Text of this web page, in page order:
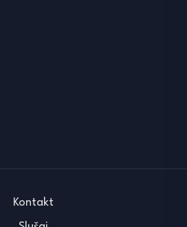
Kontakt